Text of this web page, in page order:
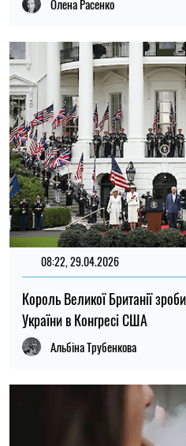
Олена Расенко
08:22, 29.04.2026
Король Великої Британії
України в Конгресі США
Альбіна Трубенкова